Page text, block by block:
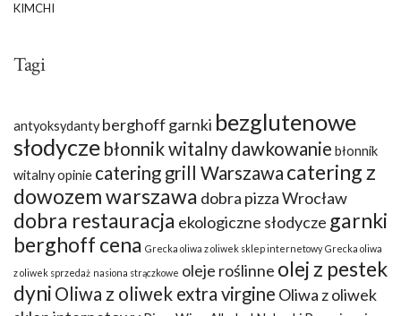
KIMCHI
Tagi
antyoksydanty berghoff garnki bezglutenowe
słodycze błonnik witalny dawkowanie błonnik
witalny opinie catering grill Warszawa catering z
dowozem warszawa dobra pizza Wrocław
dobra restauracja ekologiczne słodycze garnki
berghoff cena Grecka oliwa z oliwek sklep internetowy Grecka oliwa
z oliwek sprzedaż nasiona strączkowe oleje roślinne olej z pestek
dyni Oliwa z oliwek extra virgine Oliwa z oliwek